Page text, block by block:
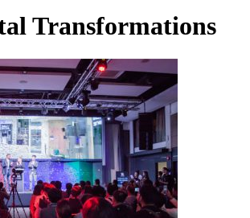
Transformations